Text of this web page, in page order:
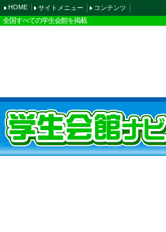
HOME サイトメニュー コンテンツ
全国すべての学生会館を掲載